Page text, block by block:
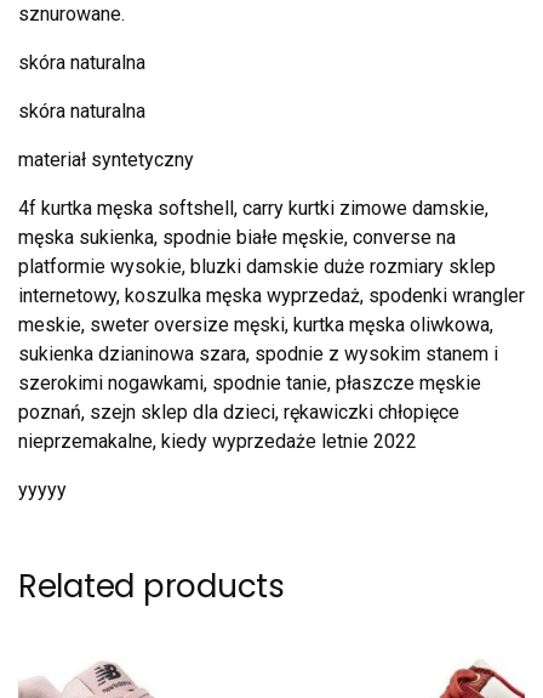
sznurowane.
skóra naturalna
skóra naturalna
materiał syntetyczny
4f kurtka męska softshell, carry kurtki zimowe damskie,
męska sukienka, spodnie białe męskie, converse na
platformie wysokie, bluzki damskie duże rozmiary sklep
internetowy, koszulka męska wyprzedaż, spodenki wrangler
meskie, sweter oversize męski, kurtka męska oliwkowa,
sukienka dzianinowa szara, spodnie z wysokim stanem i
szerokimi nogawkami, spodnie tanie, płaszcze męskie
poznań, szejn sklep dla dzieci, rękawiczki chłopięce
nieprzemakalne, kiedy wyprzedaże letnie 2022
yyyyy
Related products